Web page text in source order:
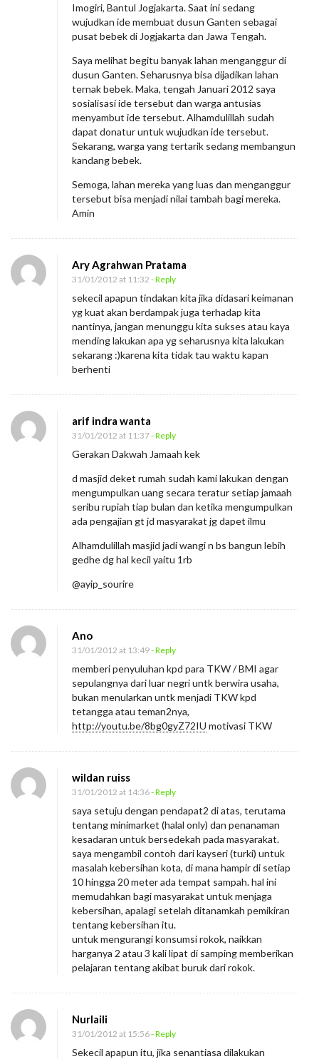
Imogiri, Bantul Jogjakarta. Saat ini sedang
wujudkan ide membuat dusun Ganten sebagai
pusat bebek di Jogjakarta dan Jawa Tengah.
Saya melihat begitu banyak lahan menganggur di
dusun Ganten. Seharusnya bisa dijadikan lahan
ternak bebek. Maka, tengah Januari 2012 saya
sosialisasi ide tersebut dan warga antusias
menyambut ide tersebut. Alhamdulillah sudah
dapat donatur untuk wujudkan ide tersebut.
Sekarang, warga yang tertarik sedang membangun
kandang bebek.
Semoga, lahan mereka yang luas dan menganggur
tersebut bisa menjadi nilai tambah bagi mereka.
Amin
Ary Agrahwan Pratama
31/01/2012 at 11:32 - Reply
sekecil apapun tindakan kita jika didasari keimanan
yg kuat akan berdampak juga terhadap kita
nantinya, jangan menunggu kita sukses atau kaya
mending lakukan apa yg seharusnya kita lakukan
sekarang :)karena kita tidak tau waktu kapan
berhenti
arif indra wanta
31/01/2012 at 11:37- Reply
Gerakan Dakwah Jamaah kek
d masjid deket rumah sudah kami lakukan dengan
mengumpulkan uang secara teratur setiap jamaah
seribu rupiah tiap bulan dan ketika mengumpulkan
ada pengajian gt jd masyarakat jg dapet ilmu
Alhamdulillah masjid jadi wangi n bs bangun lebih
gedhe dg hal kecil yaitu 1rb
@ayip_sourire
Ano
31/01/2012 at 13:49- Reply
memberi penyuluhan kpd para TKW / BMI agar
sepulangnya dari luar negri untk berwira usaha,
bukan menularkan untk menjadi TKW kpd
tetangga atau teman2nya,
http://youtu.be/8bg0gyZ72IU motivasi TKW
wildan ruiss
31/01/2012 at 14:36- Reply
saya setuju dengan pendapat2 di atas, terutama
tentang minimarket (halal only) dan penanaman
kesadaran untuk bersedekah pada masyarakat.
saya mengambil contoh dari kayseri (turki) untuk
masalah kebersihan kota, di mana hampir di setiap
10 hingga 20 meter ada tempat sampah. hal ini
memudahkan bagi masyarakat untuk menjaga
kebersihan, apalagi setelah ditanamkah pemikiran
tentang kebersihan itu.
untuk mengurangi konsumsi rokok, naikkan
harganya 2 atau 3 kali lipat di samping memberikan
pelajaran tentang akibat buruk dari rokok.
Nurlaili
31/01/2012 at 15:56- Reply
Sekecil apapun itu, jika senantiasa dilakukan